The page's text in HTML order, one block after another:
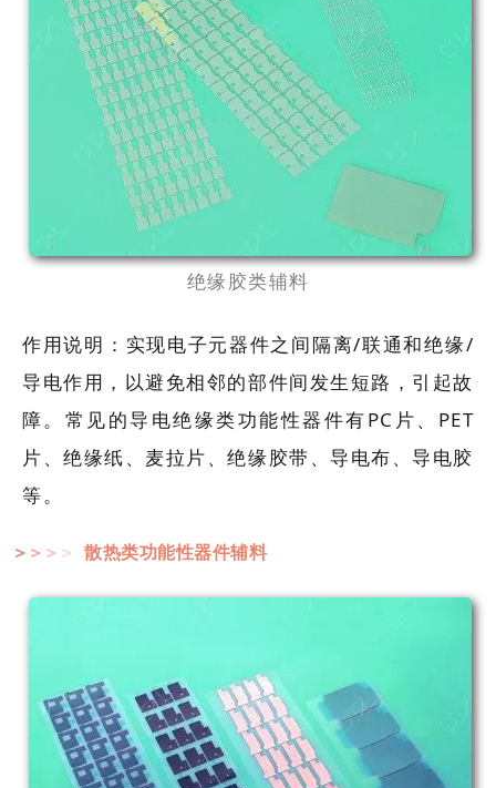
绝缘胶类辅料
作用说明：实现电子元器件之间隔离/联通和绝缘/
导电作用，以避免相邻的部件间发生短路，引起故
障。常见的导电绝缘类功能性器件有PC片、PET
片、绝缘纸、麦拉片、绝缘胶带、导电布、导电胶
等。
＞ ＞ ＞ ＞ 散热类功能性器件辅料